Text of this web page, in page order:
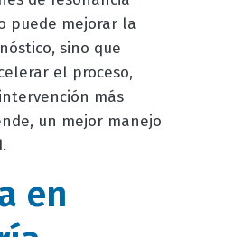
puede mejorar la
sino que
el proceso,
más
un mejor manejo
en